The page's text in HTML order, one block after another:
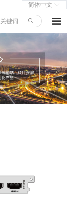
ꄙ 끀
ꀅ
简体中文